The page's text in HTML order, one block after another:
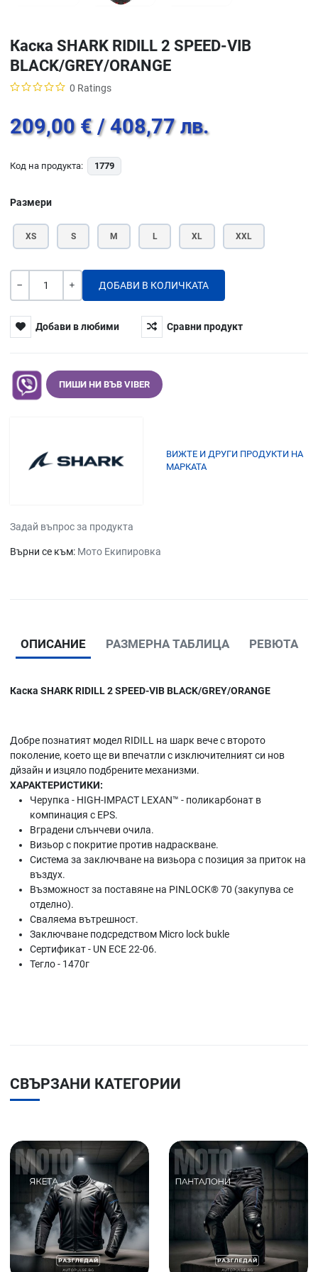
Каска SHARK RIDILL 2 SPEED-VIB
BLACK/GREY/ORANGE
0 Ratings
209,00 € / 408,77 лв.
Код на продукта: 1779
Размери
XS S M L XL XXL
Количество
Добави в любими Сравни продукт
ПИШИ НИ ВЪВ VIBER
ВИЖТЕ И ДРУГИ ПРОДУКТИ НА
МАРКАТА
Задай въпрос за продукта
Върни се към: Мото Екипировка
ОПИСАНИЕ РАЗМЕРНА ТАБЛИЦА РЕВЮТА
Каска SHARK RIDILL 2 SPEED-VIB BLACK/GREY/ORANGE
Добре познатият модел RIDILL на шарк вече с второто
поколение, което ще ви впечатли с изключителният си нов
дйзайн и изцяло подбрените механизми.
ХАРАКТЕРИСТИКИ:
Черупка - HIGH-IMPACT LEXAN™ - поликарбонат в
компинация с EPS.
Вградени слънчеви очила.
Визьор с покритие против надраскване.
Система за заключване на визьора с позиция за приток на
въздух.
Възможност за поставяне на PINLOCK® 70 (закупува се
отделно).
Сваляема вътрешност.
Заключване подсредством Micro lock bukle
Сертификат - UN ECE 22-06.
Тегло - 1470г
СВЪРЗАНИ КАТЕГОРИИ